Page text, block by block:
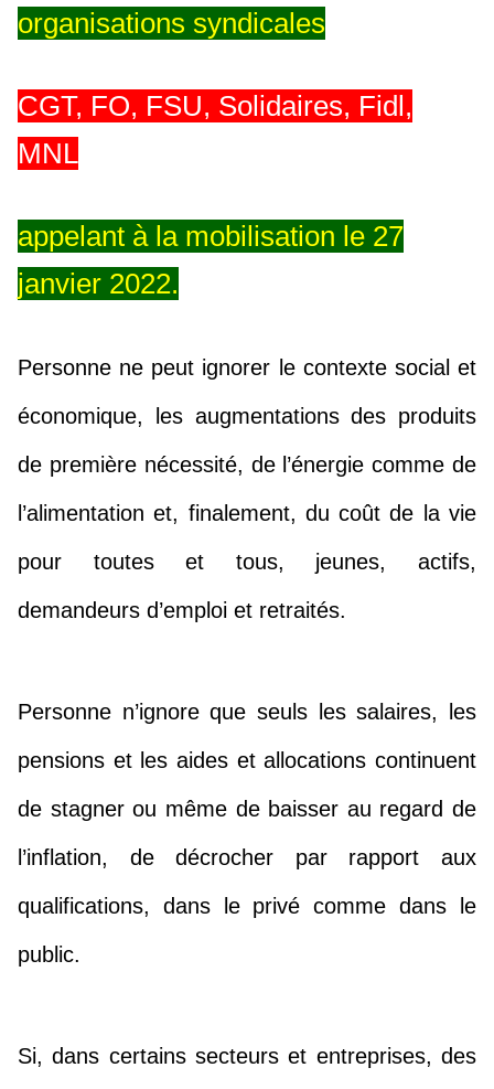
organisations syndicales
CGT, FO, FSU, Solidaires, Fidl,
MNL
appelant à la mobilisation le 27
janvier 2022.
Personne ne peut ignorer le contexte social et
économique, les augmentations des produits
de première nécessité, de l’énergie comme de
l’alimentation et, finalement, du coût de la vie
pour toutes et tous, jeunes, actifs,
demandeurs d’emploi et retraités.
Personne n’ignore que seuls les salaires, les
pensions et les aides et allocations continuent
de stagner ou même de baisser au regard de
l’inflation, de décrocher par rapport aux
qualifications, dans le privé comme dans le
public.
Si, dans certains secteurs et entreprises, des